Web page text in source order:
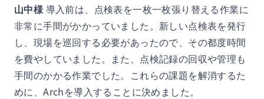
山中様 導入前は、点検表を一枚一枚張り替える作業に
非常に手間がかかっていました。新しい点検表を発行
し、現場を巡回する必要があったので、その都度時間
を費やしていました。また、点検記録の回収や管理も
手間のかかる作業でした。これらの課題を解消するた
めに、Archを導入することに決めました。